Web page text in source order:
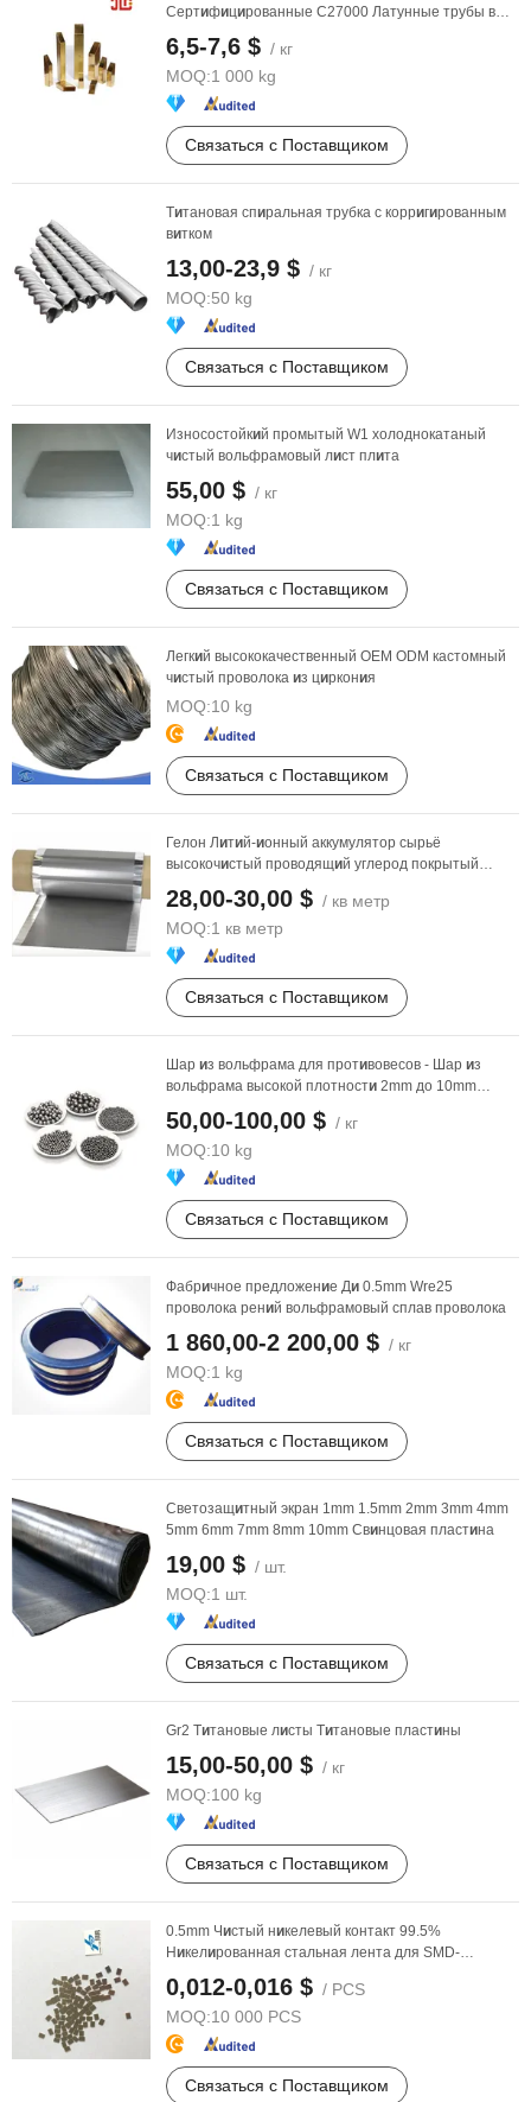
Сертифицированные C27000 Латунные трубы в
- 30yrs ...
6,5-7,6 $ / кг
MOQ:1 000 kg
Связаться с Поставщиком
Титановая спиральная трубка с корригированным
витком
13,00-23,9 $ / кг
MOQ:50 kg
Связаться с Поставщиком
Износостойкий промытый W1 холоднокатаный
чистый вольфрамовый лист плита
55,00 $ / кг
MOQ:1 kg
Связаться с Поставщиком
Легкий высококачественный OEM ODM кастомный
чистый проволока из циркония
MOQ:10 kg
Связаться с Поставщиком
Гелон Литий-ионный аккумулятор сырьё
высокочистый проводящий углерод покрытый
евой фольгой
28,00-30,00 $ / кв метр
MOQ:1 кв метр
Связаться с Поставщиком
Шар из вольфрама для противовесов - Шар из
вольфрама высокой плотности 2mm до 10mm
50,00-100,00 $ / кг
MOQ:10 kg
Связаться с Поставщиком
Фабричное предложение Ди 0.5mm Wre25
проволока рений вольфрамовый сплав проволока
1 860,00-2 200,00 $ / кг
MOQ:1 kg
Связаться с Поставщиком
Светозащитный экран 1mm 1.5mm 2mm 3mm 4mm
5mm 6mm 7mm 8mm 10mm Свинцовая пластина
19,00 $ / шт.
MOQ:1 шт.
Связаться с Поставщиком
Gr2 Титановые листы Титановые пластины
15,00-50,00 $ / кг
MOQ:100 kg
Связаться с Поставщиком
0.5mm Чистый никелевый контакт 99.5%
Никелированная стальная лента для SMD-
я 4X7 Контактный ...
0,012-0,016 $ / PCS
MOQ:10 000 PCS
Связаться с Поставщиком